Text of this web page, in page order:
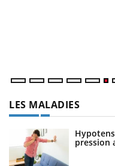
LES MALADIES
pression